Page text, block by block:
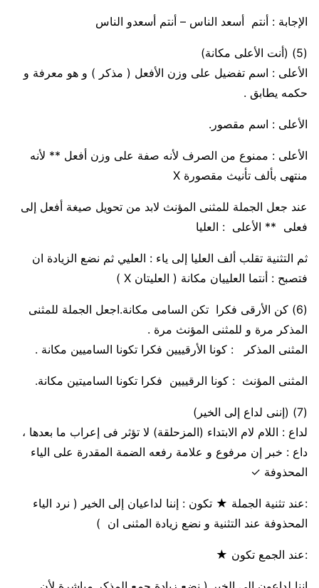
الإجابة : أنتم أسعد الناس – أنتم أسعدو الناس
(5)
(أنت الأعلى مكانة)
الأعلى : اسم تفضيل على وزن الأفعل ( مذكر ) و هو معرفة و
حكمه يطابق .
الأعلى : اسم مقصور.
الأعلى : ممنوع من الصرف لأنه صفة على وزن أفعل ** لأنه
منتهى بألف تأنيث مقصورة
عند جعل الجملة للمثنى المؤنث لابد من تحويل صيغة أفعل إلى
فعلى ** الأعلى : العليا
ثم التثنية تقلب ألف العليا إلى ياء : العليي ثم نضع الزيادة ان
فتصبح : أنتما العلييان مكانة ( العليتان X
)
(6)
كن الأرقى فكرا تكن السامى مكانة.اجعل الجملة للمثنى
المذكر مرة و للمثنى المؤنث مرة .
المثنى المذكر : كونا الأرقييين فكرا تكونا الساميين مكانة .
المثنى المؤنث : كونا الرقييين فكرا تكونا الساميتين مكانة.
(7)
(إننى لداع إلى الخير)
لداع : اللام لام الابتداء (المزحلقة) لا تؤثر فى إعراب ما بعدها ،
داع : خبر إن مرفوع و علامة رفعه الضمة المقدرة على الياء
المحذوفة ✓
:عند تثنية الجملة ★ تكون : إننا لداعيان إلى الخير ( نرد الياء
المحذوفة عند التثنية و نضع زيادة المثنى ان )
:عند الجمع تكون ★